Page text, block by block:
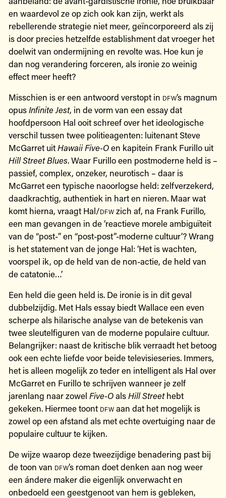
en waardevol ze op zich ook kan zijn, werkt als
rebellerende strategie niet meer, geïncorporeerd als zij
is door precies hetzelfde establishment dat vroeger het
doelwit van ondermijning en revolte was. Hoe kun je
dan nog verandering forceren, als ironie zo weinig
effect meer heeft?
Misschien is er een antwoord verstopt in dfw’s magnum
opusInfinite Jest, in de vorm van een essay dat
hoofdpersoon Hal ooit schreef over het ideologische
verschil tussen twee politieagenten: luitenant Steve
McGarret uitHawaii Five-Oen kapitein Frank Furillo uit
Hill Street Blues. Waar Furillo een postmoderne held is –
passief, complex, onzeker, neurotisch – daar is
McGarret een typische naoorlogse held: zelfverzekerd,
daadkrachtig, authentiek in hart en nieren. Maar wat
komt hierna, vraagt Hal/dfwzich af, na Frank Furillo,
een man gevangen in de ‘reactieve morele ambiguïteit
van de “post-” en “post-post”-moderne cultuur’? Wrang
is het statement van de jonge Hal: ‘Het is wachten,
voorspel ik, op de held van de non-actie, de held van
de catatonie…’
Een held die geen held is. De ironie is in dit geval
dubbelzijdig. Met Hals essay biedt Wallace een even
scherpe als hilarische analyse van de betekenis van
twee sleutelfiguren van de moderne populaire cultuur.
Belangrijker: naast de kritische blik verraadt het betoog
ook een echte liefde voor beide televisieseries. Immers,
het is alleen mogelijk zo teder en intelligent als Hal over
McGarret en Furillo te schrijven wanneer je zelf
jarenlang naar zowel Five-OalsHill Streethebt
gekeken. Hiermee toont dfwaan dat het mogelijk is
zowel op een afstand als met echte overtuiging naar de
populaire cultuur te kijken.
De wijze waarop deze tweezijdige benadering past bij
de toon van dfw’s roman doet denken aan nog weer
een ándere maker die eigenlijk onverwacht en
onbedoeld een geestgenoot van hem is gebleken,